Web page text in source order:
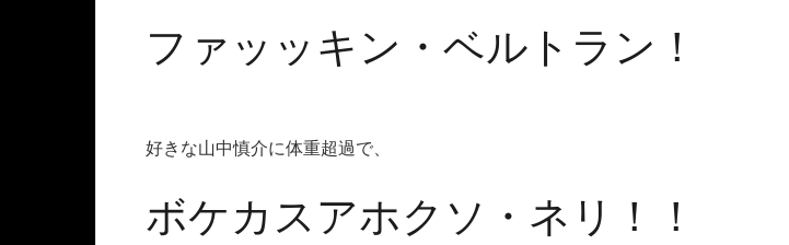
ファッッキン・ベルトラン！
好きな山中慎介に体重超過で、
ボケカスアホクソ・ネリ！！